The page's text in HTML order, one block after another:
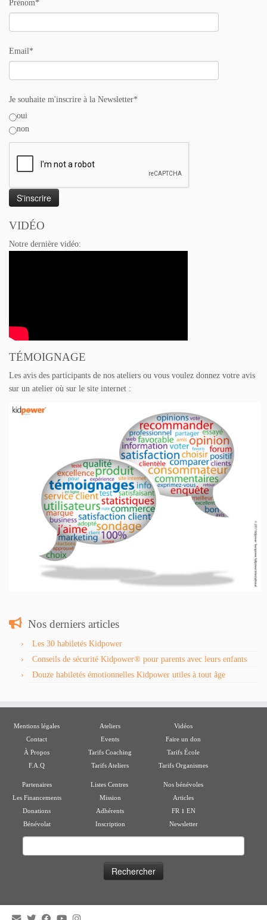
Prénom*
Email*
Je souhaite m'inscrire à la Newsletter*
oui
non
VIDÉO
Notre dernière vidéo:
TÉMOIGNAGE
Les avis des participants de nos ateliers ou vous voulez donnez votre avis
sur un atelier où sur le site internet :
Nos derniers articles
Les 30 habiletés Kidpower
Conseils de sécurité Kidpower® pour parents avec leurs enfants
Douze habiletés émotionnelles Kidpower utiles à tout âge
Mentions légales
Contact
À Propos
F.A.Q
Ateliers
Events
Tarifs Coaching
Tarifs Ateliers
Vidéos
Faire un don
Tarifs École
Tarifs Organismes
Partenaires
Les Financements
Donations
Bénévolat
Listes Centres
Mission
Adhérents
Inscription
Nos bénévoles
Articles
FRı EN
Newsletter